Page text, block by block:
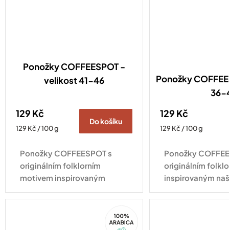
Ponožky COFFEESPOT -
velikost 41-46
129 Kč
Měrná
129 Kč / 100 g
Do košíku
Ponožky COFFEESPOT s
originálním folklorním
motivem inspirovaným
naší espresso směsí Ta naša
nekyselá dodají šmrnc
Ponožky
36-
129 Kč
Měrná
129 Kč / 100 g
Ponožky
originálním
inspirovaným
směsí Ta naša
šmrnc každému
Arabica